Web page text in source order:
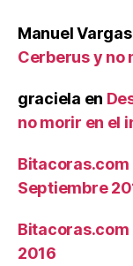
Manuel Vargas
Cerberus y no
graciela en
no morir en el
Bitacoras.com
Septiembre
Bitacoras.com
2016